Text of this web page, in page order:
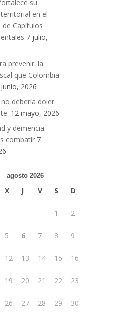
su
en el
de Capítulos
7 julio,
prevenir: la
que Colombia
2026
no debería doler
12 mayo, 2026
y demencia.
combatir 7
agosto 2026
X J V S D
1 2
5 6 7 8 9
12 13 14 15 16
19 20 21 22 23
26 27 28 29 30